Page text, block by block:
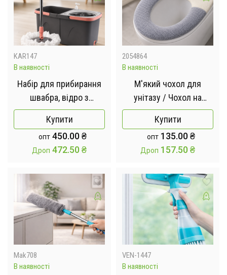
KAR147
В наявності
Набір для прибирання
швабра, відро з
автовіджимом, 2
запасні насадки / Набір
для прибирання, миття
підлоги
Купити
опт 450.00₴
Дроп 472.50₴
2054864
В наявності
М'який чохол для
унітазу / Чохол на
сидіння унітазу на
блискавці
Купити
опт 135.00₴
Дроп 157.50₴
Mak708
В наявності
VEN-1447
В наявності